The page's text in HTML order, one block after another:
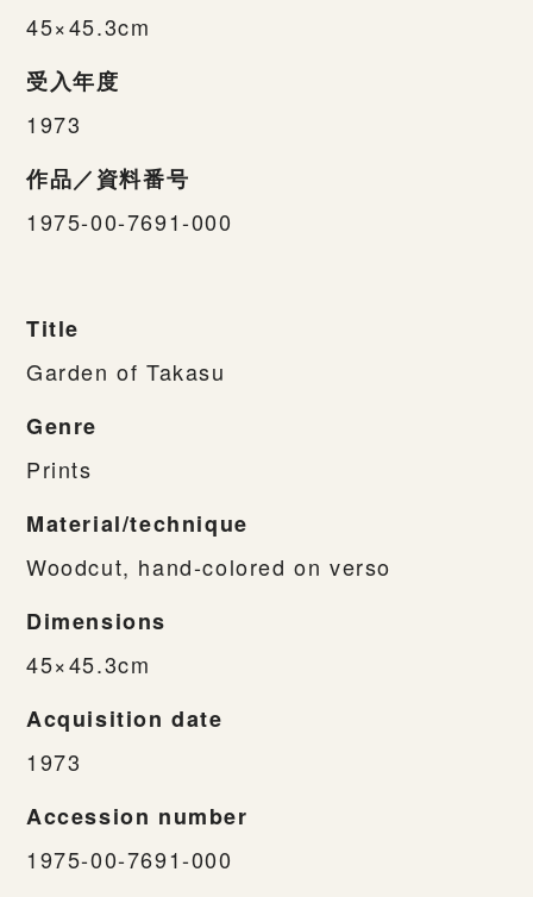
45×45.3cm
受入年度
1973
作品／資料番号
1975-00-7691-000
Title
Garden of Takasu
Genre
Prints
Material/technique
Woodcut, hand-colored on verso
Dimensions
45×45.3cm
Acquisition date
1973
Accession number
1975-00-7691-000